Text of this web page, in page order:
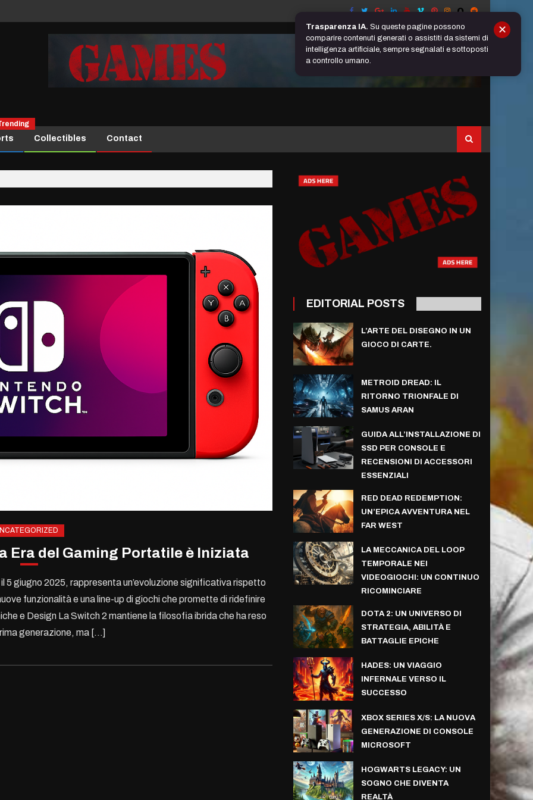
Collectibles Contact
Era del Gaming Portatile è Iniziata
giugno 2025, rappresenta un’evoluzione significativa rispetto
funzionalità e una line-up di giochi che promette di ridefinire
e Design La Switch 2 mantiene la filosofia ibrida che ha reso
generazione, ma […]
EDITORIAL POSTS
L’ARTE DEL DISEGNO IN UN
GIOCO DI CARTE.
METROID DREAD: IL
RITORNO TRIONFALE DI
SAMUS ARAN
GUIDA ALL’INSTALLAZIONE DI
SSD PER CONSOLE E
RECENSIONI DI ACCESSORI
ESSENZIALI
RED DEAD REDEMPTION:
UN’EPICA AVVENTURA NEL
FAR WEST
LA MECCANICA DEL LOOP
TEMPORALE NEI
VIDEOGIOCHI: UN CONTINUO
RICOMINCIARE
DOTA 2: UN UNIVERSO DI
STRATEGIA, ABILITÀ E
BATTAGLIE EPICHE
HADES: UN VIAGGIO
INFERNALE VERSO IL
SUCCESSO
XBOX SERIES X/S: LA NUOVA
GENERAZIONE DI CONSOLE
MICROSOFT
HOGWARTS LEGACY: UN
SOGNO CHE DIVENTA
REALTÀ
Trasparenza IA. Su queste pagine possono
comparire contenuti generati o assistiti da sistemi di
intelligenza artificiale, sempre segnalati e sottoposti
a controllo umano.
✕